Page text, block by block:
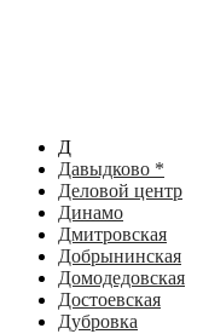
Д
Давыдково *
Деловой центр
Динамо
Дмитровская
Добрынинская
Домодедовская
Достоевская
Дубровка